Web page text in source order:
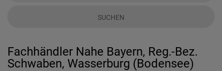
SUCHEN
Fachhändler Nahe Bayern, Reg.-Bez.
Schwaben, Wasserburg (Bodensee)